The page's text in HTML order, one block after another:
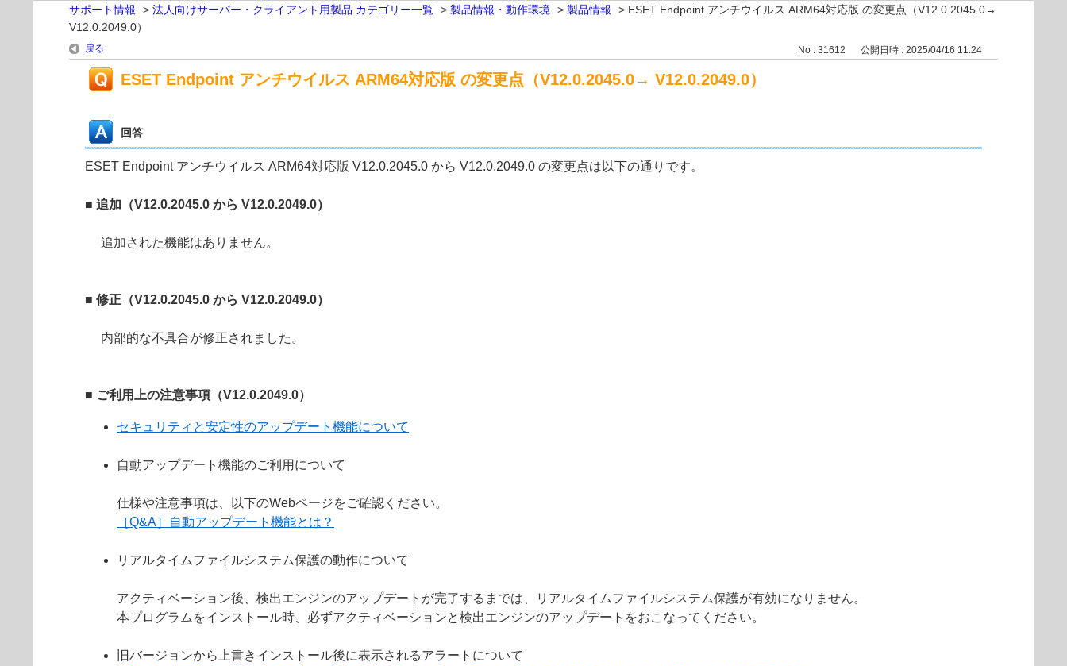
サポート情報 > 法人向けサーバー・クライアント用製品 カテゴリー一覧 > 製品情報・動作環境 > 製品情報 > ESET Endpoint アンチウイルス ARM64対応版 の変更点（V12.0.2045.0→
V12.0.2049.0）
戻る No : 31612 公開日時 : 2025/04/16 11:24
ESET Endpoint アンチウイルス ARM64対応版 の変更点（V12.0.2045.0→ V12.0.2049.0）
回答
ESET Endpoint アンチウイルス ARM64対応版 V12.0.2045.0 から V12.0.2049.0 の変更点は以下の通りです。
■ 追加（V12.0.2045.0 から V12.0.2049.0）
追加された機能はありません。
■ 修正（V12.0.2045.0 から V12.0.2049.0）
内部的な不具合が修正されました。
■ ご利用上の注意事項（V12.0.2049.0）
セキュリティと安定性のアップデート機能について
自動アップデート機能のご利用について
仕様や注意事項は、以下のWebページをご確認ください。
［Q&A］自動アップデート機能とは？
リアルタイムファイルシステム保護の動作について
アクティベーション後、検出エンジンのアップデートが完了するまでは、リアルタイムファイルシステム保護が有効になりません。
本プログラムをインストール時、必ずアクティベーションと検出エンジンのアップデートをおこなってください。
旧バージョンから上書きインストール後に表示されるアラートについて